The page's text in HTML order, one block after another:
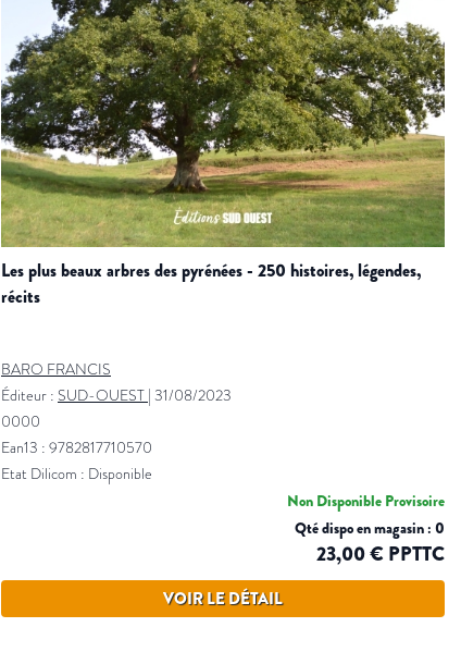
les plus beaux arbres des pyrénées - 250 histoires, légendes,
récits
BARO FRANCIS
Éditeur : SUD-OUEST | 31/08/2023
0000
Ean13 : 9782817710570
Etat Dilicom : Disponible
Non Disponible Provisoire
Qté dispo en magasin : 0
23,00 € PPTTC
VOIR LE DÉTAIL